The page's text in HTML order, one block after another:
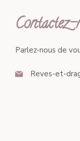
Parlez-nous de
Reves-et-